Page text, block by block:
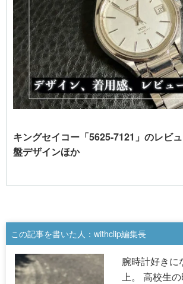
キングセイコー「5625-7121」のレビ
盤デザインほか
この記事を書いた人：withclip編集長
腕時計好きに
上。 高校生